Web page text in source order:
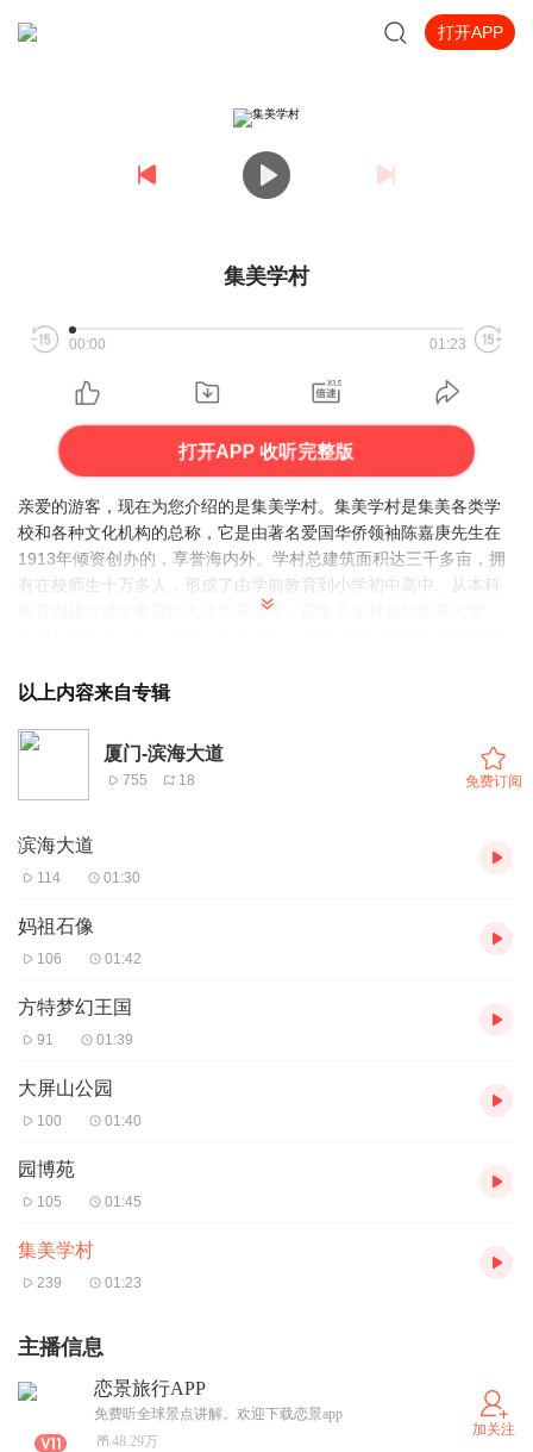
打开APP
集美学村
00:00 01:23
打开APP 收听完整版
亲爱的游客，现在为您介绍的是集美学村。集美学村是集美各类学
校和各种文化机构的总称，它是由著名爱国华侨领袖陈嘉庚先生在
1913年倾资创办的，享誉海内外。学村总建筑面积达三千多亩，拥
有在校师生十万多人，形成了由学前教育到小学初中高中、从本科
教育到硕士博士教育的人才培养体系。原集美学村包括集美大学、
既是钟灵毓秀的地方，又是凝集众美的观光风景区，内部建筑融合
筑、龙舟池、陈列馆、鳌园、归来园等景点。学村中的龙舟池节假
日常举行赛龙舟。鼓乐齐鸣，南音悠扬，人声鼎沸，把平日宁静的
校园变成欢乐的海洋，集美学村也就成了厦门旅游的一个热点。链
以上内容来自专辑
厦门-滨海大道
755 18 免费订阅
滨海大道
114 01:30
妈祖石像
106 01:42
方特梦幻王国
91 01:39
大屏山公园
100 01:40
园博苑
105 01:45
集美学村
239 01:23
主播信息
恋景旅行APP
免费听全球景点讲解。欢迎下载恋景app
48.29万
加关注